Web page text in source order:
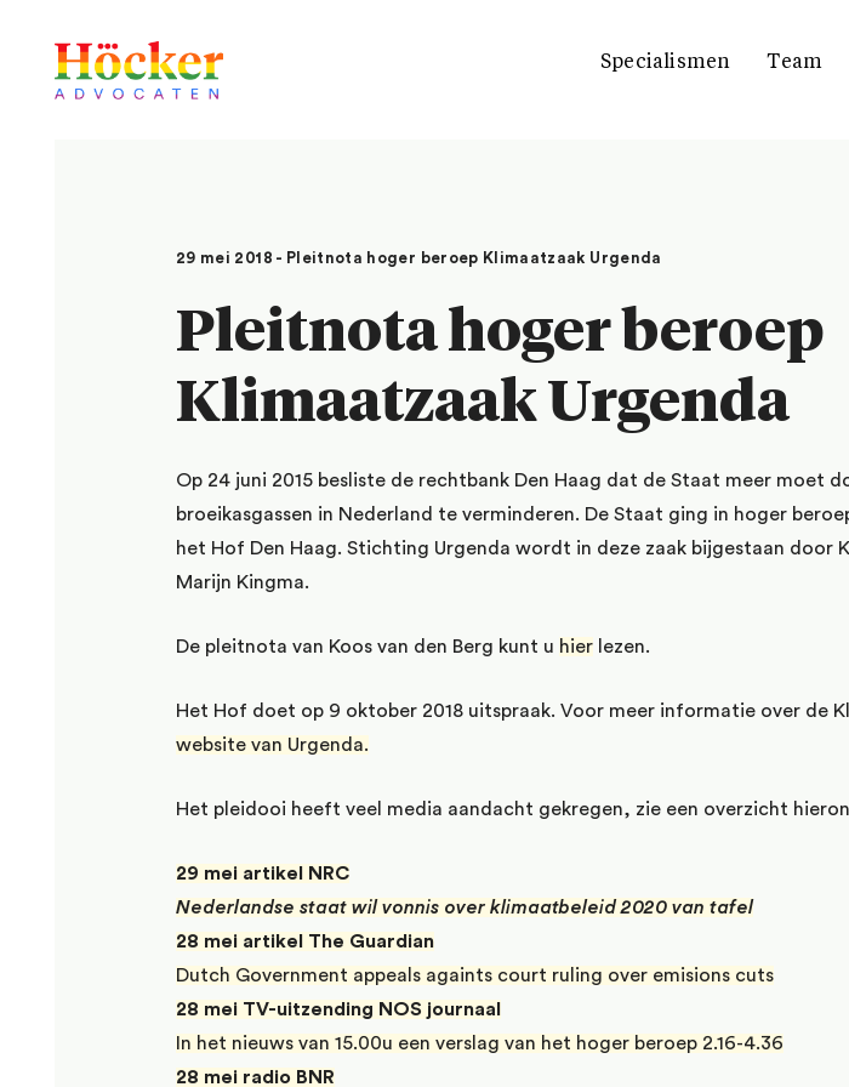
Specialismen Team
29 mei 2018 - Pleitnota hoger beroep Klimaatzaak Urgenda
Pleitnota hoger beroep
Klimaatzaak Urgenda
Op 24 juni 2015 besliste de rechtbank Den Haag dat de Staat meer moet
broeikasgassen in Nederland te verminderen. De Staat ging in hoger
het Hof Den Haag. Stichting Urgenda wordt in deze zaak bijgestaan door
Marijn Kingma.
De pleitnota van Koos van den Berg kunt u hier lezen.
Het Hof doet op 9 oktober 2018 uitspraak. Voor meer informatie over de
website van Urgenda.
Het pleidooi heeft veel media aandacht gekregen, zie een overzicht
29 mei artikel NRC
Nederlandse staat wil vonnis over klimaatbeleid 2020 van tafel
28 mei artikel The Guardian
Dutch Government appeals againts court ruling over emisions cuts
28 mei TV-uitzending NOS journaal
In het nieuws van 15.00u een verslag van het hoger beroep 2.16-4.36
28 mei radio BNR